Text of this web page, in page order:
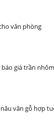
văn phòng
giá trần
vân gỗ hợp